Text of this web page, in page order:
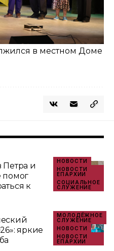
в местном Доме
НОВОСТИ
НОВОСТИ
ЕПАРХИИ
СОЦИАЛЬНОЕ
СЛУЖЕНИЕ
Петра и
помог
к
МОЛОДЁЖНОЕ
СЛУЖЕНИЕ
НОВОСТИ
НОВОСТИ
ЕПАРХИИ
яркие